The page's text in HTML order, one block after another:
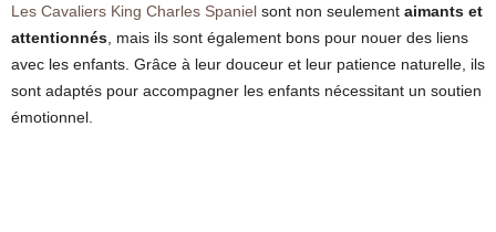
Les Cavaliers King Charles Spaniel sont non seulement aimants et
attentionnés , mais ils sont également bons pour nouer des liens
avec les enfants. Grâce à leur douceur et leur patience naturelle, ils
sont adaptés pour accompagner les enfants nécessitant un soutien
émotionnel.